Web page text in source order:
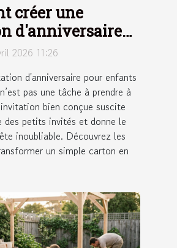
créer une
d'anniversaire
qui
2026 11:26
d'anniversaire pour enfants
pas une tâche à prendre à
bien conçue suscite
des petits invités et donne le
inoubliable. Découvrez les
un simple carton en